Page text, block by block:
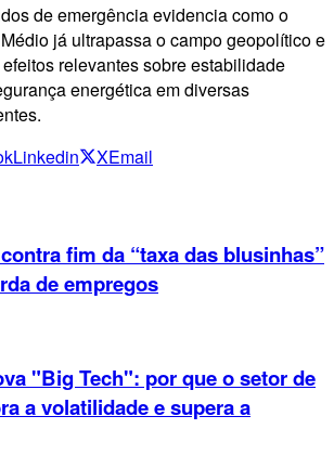
de emergência evidencia como o
já ultrapassa o campo geopolítico e
relevantes sobre estabilidade
energética em diversas
Linkedin XEmail
fim da “taxa das blusinhas”
de empregos
"Big Tech": por que o setor de
a volatilidade e supera a